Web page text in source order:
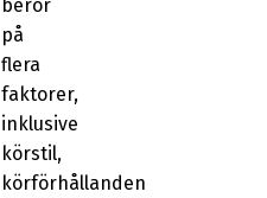
beror
på
flera
faktorer,
inklusive
körstil,
körförhållanden